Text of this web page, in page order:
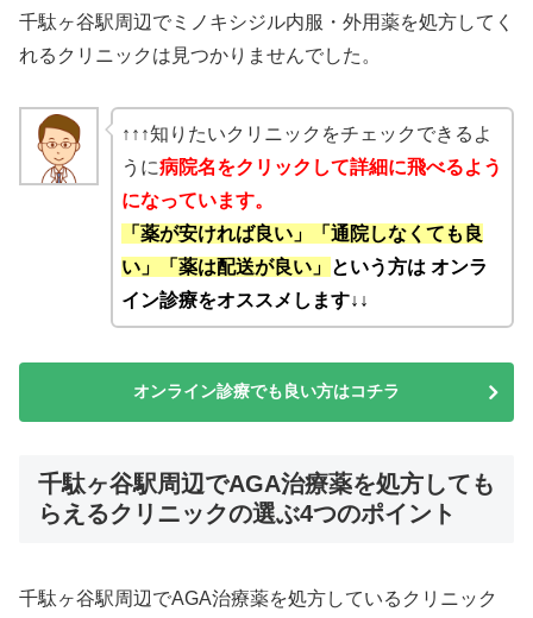
千駄ヶ谷駅周辺でミノキシジル内服・外用薬を処方してく
れるクリニックは見つかりませんでした。
↑↑↑知りたいクリニックをチェックできるよ
うに病院名をクリックして詳細に飛べるよう
になっています。
「薬が安ければ良い」「通院しなくても良
い」「薬は配送が良い」 という方は オンラ
イン診療をオススメします↓↓
オンライン診療でも良い方はコチラ
千駄ヶ谷駅周辺でAGA治療薬を処方しても
らえるクリニックの選ぶ4つのポイント
千駄ヶ谷駅周辺でAGA治療薬を処方しているクリニック